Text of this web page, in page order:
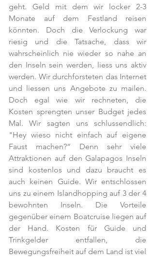
geht. Geld mit dem wir locker 2-3
Monate auf dem Festland reisen
könnten. Doch die Verlockung war
riesig und die Tatsache, dass wir
wahrscheinlich nie wieder so nahe an
den Inseln sein werden, liess uns aktiv
werden. Wir durchforsteten das Internet
und liessen uns Angebote zu mailen.
Doch egal wie wir rechneten, die
Kosten sprengten unser Budget jedes
Mal. Wir sagten uns schlussendlich:
"Hey wieso nicht einfach auf eigene
Faust machen?“ Denn sehr viele
Attraktionen auf den Galapagos Inseln
sind kostenlos und dazu braucht es
auch keinen Guide. Wir entschlossen
uns zu einem Islandhopping auf 3 der 4
bewohnten Inseln. Die Vorteile
gegenüber einem Boatcruise liegen auf
der Hand. Kosten für Guide und
Trinkgelder entfallen, die
Bewegungsfreiheit auf dem Land ist viel